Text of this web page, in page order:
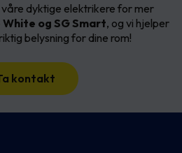
dyktige elektrikere for mer
White og SG Smart, og vi hjelper
belysning for dine rom!
kontakt